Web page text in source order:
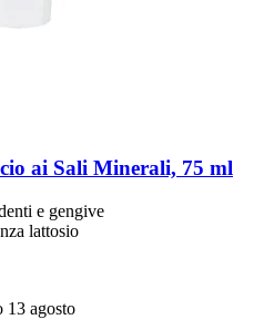
ai Sali Minerali, 75 ml
e gengive
lattosio
13 agosto